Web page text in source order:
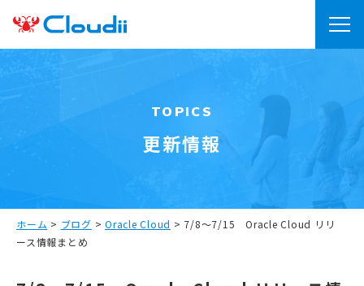
TOPICS
更新情報
ホーム > ブログ > Oracle Cloud > 7/8～7/15 Oracle Cloud リリ
ース情報まとめ